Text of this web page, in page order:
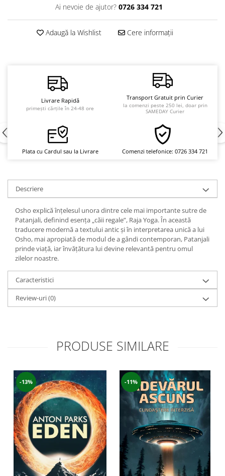
Relații de cuplu
Erotism
Psihologie practică
Seria Masaru Emoto
Inspiraţie divină
Îngeri
Vindecare spirituală
Viaţa de după moarte
Yoga
Oracol
Spiritualitate şi ştiinţă
Fără categorie
Cunoaștere
Ai nevoie de ajutor? 0726 334 721
Adaugă la Wishlist Cere informații
Livrare Rapidă
primești cărțile în 24-48 ore
Transport Gratuit prin Curier
la comenzi peste 250 lei, doar prin
SAMEDAY Curier
Plata cu Cardul sau la Livrare Comenzi telefonice: 0726 334 721
Descriere
Osho explică înțelesul unora dintre cele mai importante sutre de
Patanjali, definind esența „căii regale”, Raja Yoga. În această
traducere modernă a textului antic și în interpretarea unică a lui
Osho, mai apropiată de modul de a gândi contemporan, Patanjali
prinde viață, iar învățătura lui devine relevantă pentru omul
zilelor noastre.
Caracteristici
Review-uri(0)
PRODUSE SIMILARE
-13% -11%